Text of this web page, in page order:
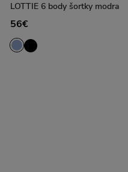
LOTTIE 6 body šortky modra
56€